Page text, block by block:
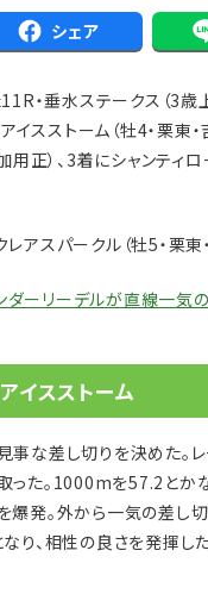
シェア
・垂水ステークス（3歳
イスストーム（牡4・栗
用正）、3着にシャンティ
スパークル（牡5・栗東
ダーリーデルが直線一気
イスストーム
な差し切りを決めた。
た。1000mを57.2とか
爆発。外から一気の差し
り、相性の良さを発揮した